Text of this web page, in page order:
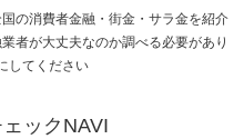
の消費者金融・街金・サラ金を紹介
者が大丈夫なのか調べる必要があり
してください
ックNAVI